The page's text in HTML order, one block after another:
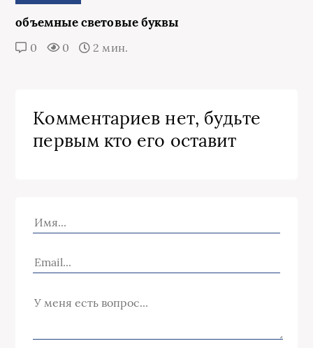
объемные световые буквы
0 0 2 мин.
Комментариев нет, будьте
первым кто его оставит